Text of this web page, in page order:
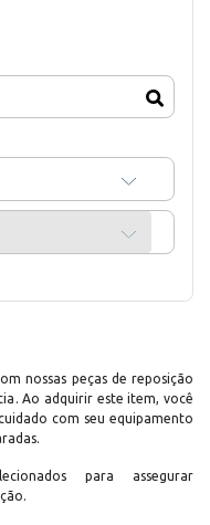
nossas peças de reposição
Ao adquirir este item, você
com seu equipamento
para assegurar